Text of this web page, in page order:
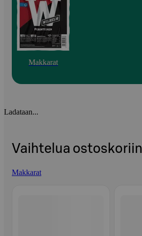
Makkarat
Ladataan...
Vaihtelua ostoskoriin
Makkarat